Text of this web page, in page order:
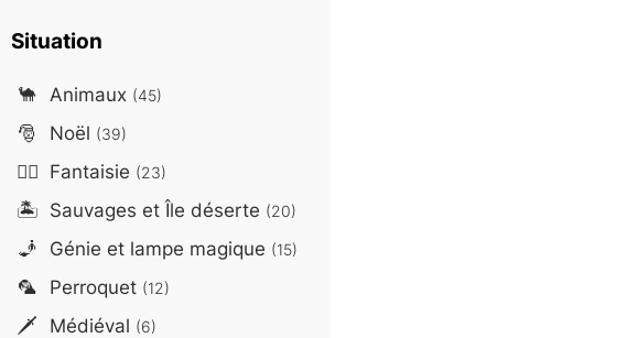
Situation
🐪 Animaux (45)
🎅 Noël (39)
🧙‍♂️ Fantaisie (23)
🏝️ Sauvages et Île déserte (20)
🧞 Génie et lampe magique (15)
🦜 Perroquet (12)
🗡️ Médiéval (6)